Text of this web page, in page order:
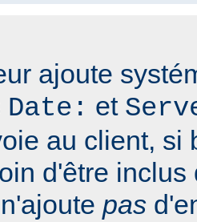
ajoute
Date: et
au client, si
d'être inclus
pas